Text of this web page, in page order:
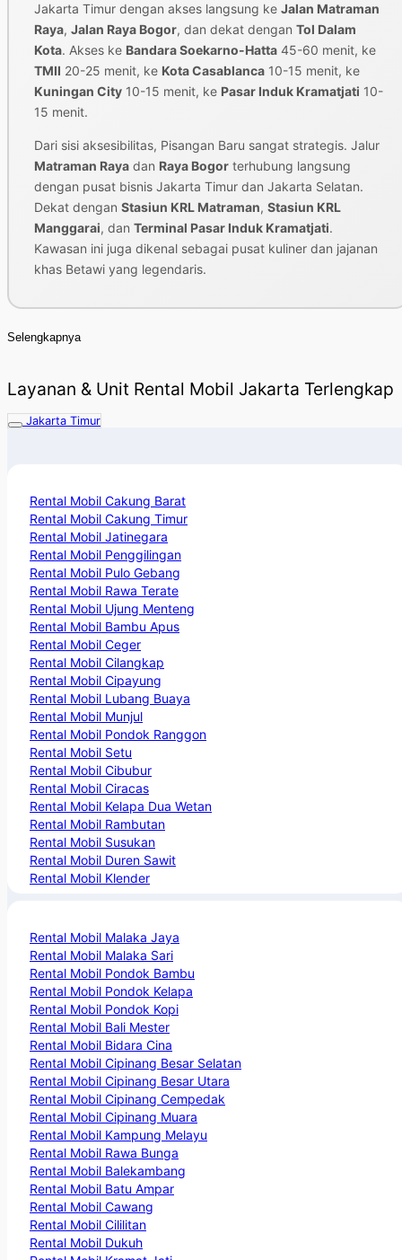
Jakarta Timur dengan akses langsung ke Jalan Matraman
Raya, Jalan Raya Bogor, dan dekat dengan Tol Dalam
Kota. Akses ke Bandara Soekarno-Hatta45-60 menit, ke
TMII 20-25 menit, ke Kota Casablanca10-15 menit, ke
Kuningan City10-15 menit, ke Pasar Induk Kramatjati 10-
15 menit.
Dari sisi aksesibilitas, Pisangan Baru sangat strategis. Jalur
Matraman Rayadan Raya Bogorterhubung langsung
dengan pusat bisnis Jakarta Timur dan Jakarta Selatan.
Dekat dengan Stasiun KRL Matraman, Stasiun KRL
Manggarai, dan Terminal Pasar Induk Kramatjati.
Kawasan ini juga dikenal sebagai pusat kuliner dan jajanan
khas Betawi yang legendaris.
Selengkapnya
Layanan & Unit Rental Mobil Jakarta Terlengkap
Jakarta Timur
Rental Mobil Cakung Barat
Rental Mobil Cakung Timur
Rental Mobil Jatinegara
Rental Mobil Penggilingan
Rental Mobil Pulo Gebang
Rental Mobil Rawa Terate
Rental Mobil Ujung Menteng
Rental Mobil Bambu Apus
Rental Mobil Ceger
Rental Mobil Cilangkap
Rental Mobil Cipayung
Rental Mobil Lubang Buaya
Rental Mobil Munjul
Rental Mobil Pondok Ranggon
Rental Mobil Setu
Rental Mobil Cibubur
Rental Mobil Ciracas
Rental Mobil Kelapa Dua Wetan
Rental Mobil Rambutan
Rental Mobil Susukan
Rental Mobil Duren Sawit
Rental Mobil Klender
Rental Mobil Malaka Jaya
Rental Mobil Malaka Sari
Rental Mobil Pondok Bambu
Rental Mobil Pondok Kelapa
Rental Mobil Pondok Kopi
Rental Mobil Bali Mester
Rental Mobil Bidara Cina
Rental Mobil Cipinang Besar Selatan
Rental Mobil Cipinang Besar Utara
Rental Mobil Cipinang Cempedak
Rental Mobil Cipinang Muara
Rental Mobil Kampung Melayu
Rental Mobil Rawa Bunga
Rental Mobil Balekambang
Rental Mobil Batu Ampar
Rental Mobil Cawang
Rental Mobil Cililitan
Rental Mobil Dukuh